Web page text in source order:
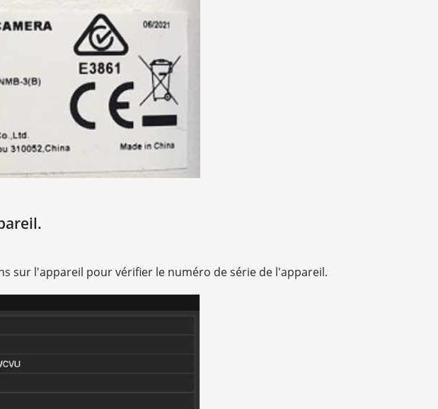
sur l'appareil pour vérifier le numéro de série de l'appareil.